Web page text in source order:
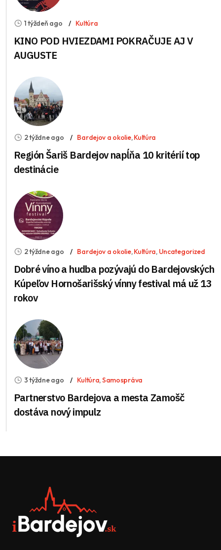
1 týždeň ago Kultúra
KINO POD HVIEZDAMI POKRAČUJE AJ V
AUGUSTE
2 týždne ago Bardejov a okolie,Kultúra
Región Šariš Bardejov napĺňa 10 kritérií top
destinácie
2 týždne ago Bardejov a okolie,Kultúra, Uncategorized
Dobré víno a hudba pozývajú do Bardejovských
Kúpeľov Hornošarišský vínny festival má už 13
rokov
3 týždne ago Kultúra,Samospráva
Partnerstvo Bardejova a mesta Zamošč
dostáva nový impulz